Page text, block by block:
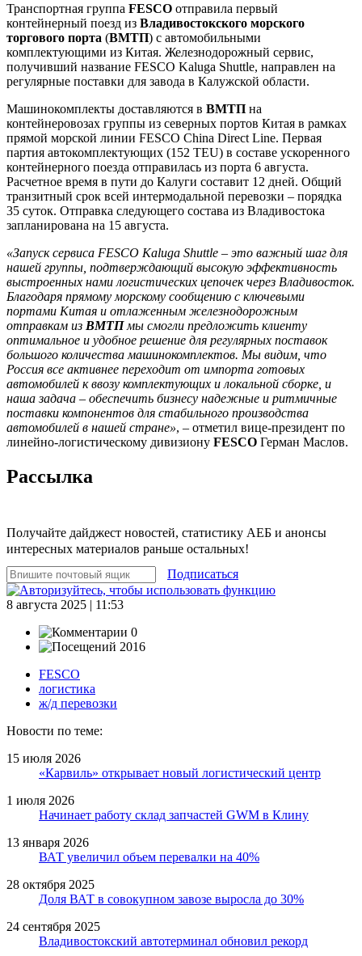
Транспортная группа FESCO отправила первый
контейнерный поезд из Владивостокского морского
торгового порта (ВМТП) с автомобильными
комплектующими из Китая. Железнодорожный сервис,
получивший название FESCO Kaluga Shuttle, направлен на
регулярные поставки для завода в Калужской области.
Машинокомплекты доставляются в ВМТП на
контейнеровозах группы из северных портов Китая в рамках
прямой морской линии FESCO China Direct Line. Первая
партия автокомплектующих (152 TEU) в составе ускоренного
контейнерного поезда отправилась из порта 6 августа.
Расчетное время в пути до Калуги составит 12 дней. Общий
транзитный срок всей интермодальной перевозки – порядка
35 суток. Отправка следующего состава из Владивостока
запланирована на 15 августа.
«Запуск сервиса FESCO Kaluga Shuttle – это важный шаг для
нашей группы, подтверждающий высокую эффективность
выстроенных нами логистических цепочек через Владивосток.
Благодаря прямому морскому сообщению с ключевыми
портами Китая и отлаженным железнодорожным
отправкам из ВМТП мы смогли предложить клиенту
оптимальное и удобное решение для регулярных поставок
большого количества машинокомплектов. Мы видим, что
Россия все активнее переходит от импорта готовых
автомобилей к ввозу комплектующих и локальной сборке, и
наша задача – обеспечить бизнесу надежные и ритмичные
поставки компонентов для стабильного производства
автомобилей в нашей стране», – отметил вице-президент по
линейно-логистическому дивизиону FESCO Герман Маслов.
Рассылка
Получайте дайджест новостей, статистику АЕБ и анонсы
интересных материалов раньше остальных!
Подписаться
8 августа 2025 | 11:53
0
2016
FESCO
логистика
ж/д перевозки
Новости по теме:
15 июля 2026
«Карвиль» открывает новый логистический центр
1 июля 2026
Начинает работу склад запчастей GWM в Клину
13 января 2026
ВАТ увеличил объем перевалки на 40%
28 октября 2025
Доля ВАТ в совокупном завозе выросла до 30%
24 сентября 2025
Владивостокский автотерминал обновил рекорд